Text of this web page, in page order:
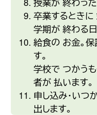
卒業するときに
学期が終わる日
給食の お金。保
す。
学校で つかう
者が払います。
申し込み・いつ
出します。